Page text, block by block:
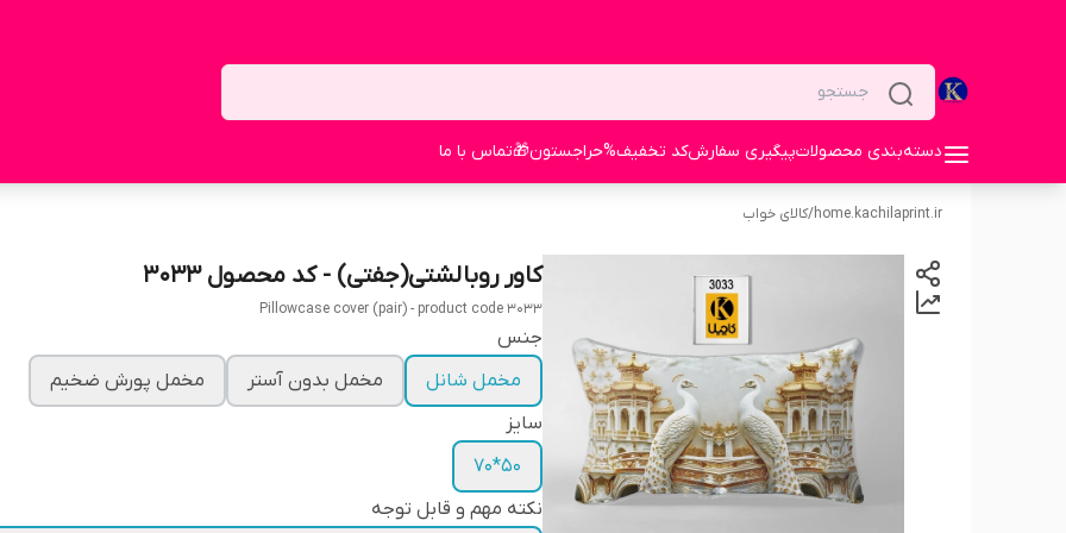
دسته‌بندی محصولاتپیگیری سفارشکد تخفیف%حراجستون🎁تماس با ما
home.kachilaprint.ir
/کالای خواب
کاور روبالشتی(جفتی) - کد محصول 3033
Pillowcase cover (pair) - product code 3033
جنس
مخمل شانل
مخمل بدون آستر
مخمل پورش ضخیم
سایز
50*70
نکته مهم و قابل توجه